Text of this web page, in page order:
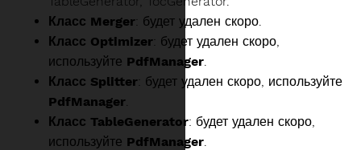
Класс Merger: будет удален скоро.
Класс Optimizer: будет удален скоро,
используйте PdfManager
Класс Splitter: будет удален скоро, используйте
PdfManager
Класс TableGenerator: будет удален скоро,
используйте PdfManager